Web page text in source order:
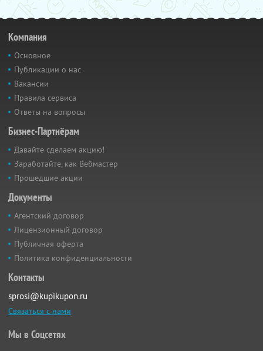
Компания
Основное
Публикации о нас
Вакансии
Правила сервиса
Ответы на вопросы
Бизнес-Партнёрам
Давайте сделаем акцию!
Заработайте, как Вебмастер
Прошедшие акции
Документы
Агентский договор
Лицензионный договор
Публичная оферта
Политика конфиденциальности
Контакты
sprosi@kupikupon.ru
Связаться с нами
Мы в Соцсетях